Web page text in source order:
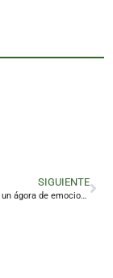
SIGUIENTE
Linares abre un ágora de emociones con Jusepe Cruz y ‘Las cosas extraordinarias’